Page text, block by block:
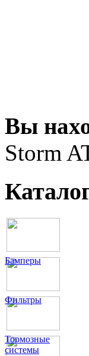
Вы
Storm
Бамперы
Фильтры
Тормозные
системы